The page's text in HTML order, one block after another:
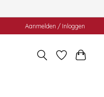
Aanmelden / Inloggen